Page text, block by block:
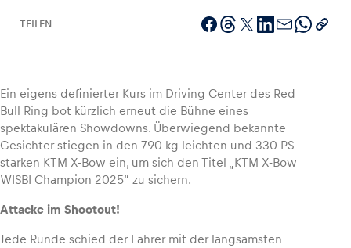
Fahrzeug
Alle anzeigen
TEILEN
Ein eigens definierter Kurs im Driving Center des Red
Bull Ring bot kürzlich erneut die Bühne eines
spektakulären Showdowns. Überwiegend bekannte
Gesichter stiegen in den 790 kg leichten und 330 PS
starken KTM X-Bow ein, um sich den Titel „KTM X-Bow
WISBI Champion 2025“ zu sichern.
Attacke im Shootout!
Jede Runde schied der Fahrer mit der langsamsten